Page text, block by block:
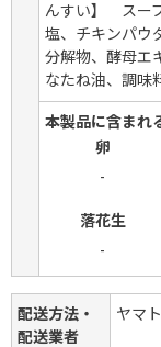
んすい】 スー
塩、チキンパウ
分解物、酵母エ
なたね油、調味
本製品に含まれ
卵
-
落花生
-
配送方法・
配送業者
ヤマ